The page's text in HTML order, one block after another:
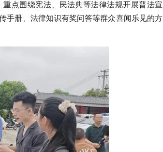
点围绕宪法、民法典等法律法规开展普法宣
手册、法律知识有奖问答等群众喜闻乐见的方